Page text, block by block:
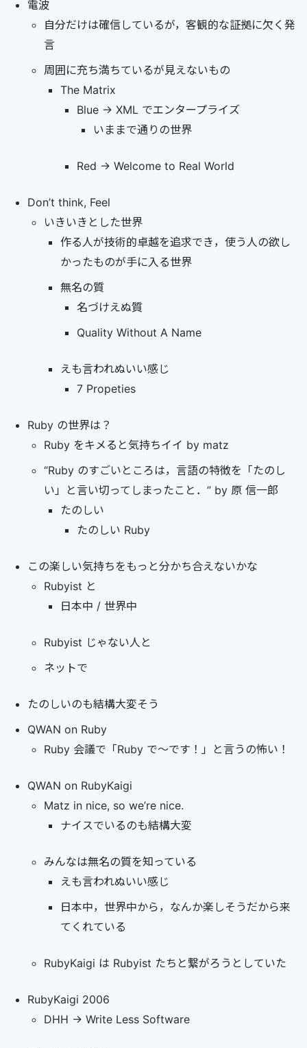
電波
自分だけは確信しているが，客観的な証拠に欠く発
言
周囲に充ち満ちているが見えないもの
The Matrix
Blue -> XML でエンタープライズ
いままで通りの世界
Red -> Welcome to Real World
Don’t think, Feel
いきいきとした世界
作る人が技術的卓越を追求でき，使う人の欲し
かったものが手に入る世界
無名の質
名づけえぬ質
Quality Without A Name
えも言われぬいい感じ
7 Propeties
Ruby の世界は？
Ruby をキメると気持ちイイ by matz
“Ruby のすごいところは，言語の特徴を「たのし
い」と言い切ってしまったこと．” by 原 信一郎
たのしい
たのしい Ruby
この楽しい気持ちをもっと分かち合えないかな
Rubyist と
日本中 / 世界中
Rubyist じゃない人と
ネットで
たのしいのも結構大変そう
QWAN on Ruby
Ruby 会議で「Ruby で～です！」と言うの怖い！
QWAN on RubyKaigi
Matz in nice, so we’re nice.
ナイスでいるのも結構大変
みんなは無名の質を知っている
えも言われぬいい感じ
日本中，世界中から，なんか楽しそうだから来
てくれている
RubyKaigi は Rubyist たちと繋がろうとしていた
RubyKaigi 2006
DHH -> Write Less Software